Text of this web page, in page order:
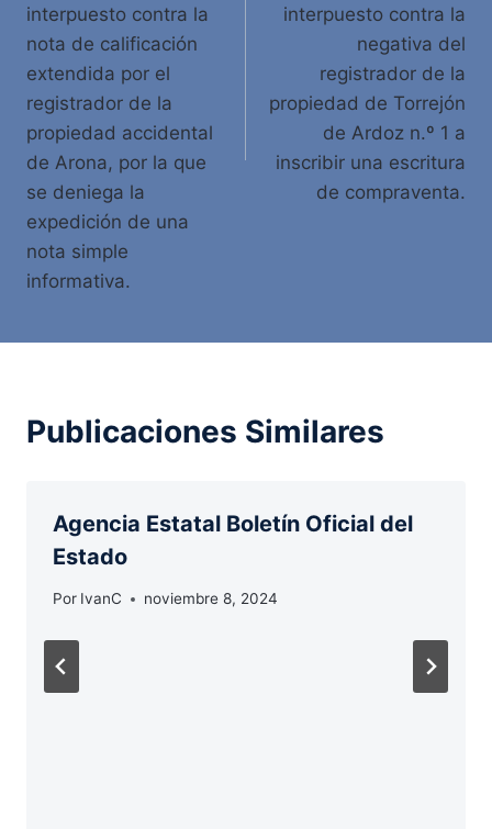
interpuesto contra la
nota de calificación
extendida por el
registrador de la
propiedad accidental
de Arona, por la que
se deniega la
expedición de una
nota simple
informativa.
interpuesto contra la
negativa del
registrador de la
propiedad de Torrejón
de Ardoz n.º 1 a
inscribir una escritura
de compraventa.
Publicaciones Similares
Agencia Estatal Boletín Oficial del
Estado
Por IvanC noviembre 8, 2024